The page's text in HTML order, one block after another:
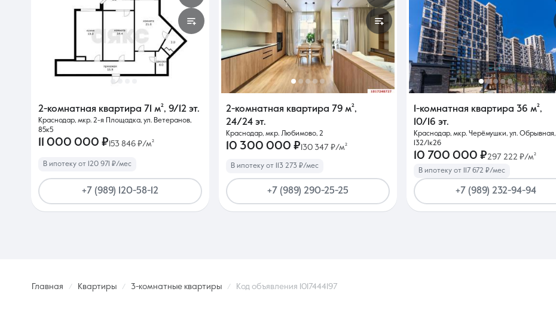
2-комнатная квартира 71 м², 9/12 эт.
Краснодар, мкр. 2-я Площадка, ул. Ветеранов,
85к5
11 000 000 ₽ 153 846 ₽/м²
В ипотеку от 120 971 ₽/мес
+7 (989) 120-58-12
2-комнатная квартира 79 м²,
24/24 эт.
Краснодар, мкр. Любимово, 2
10 300 000 ₽ 130 347 ₽/м²
В ипотеку от 113 273 ₽/мес
+7 (989) 290-25-25
1-комнатная квартира 36 м²,
10/16 эт.
Краснодар, мкр. Черёмушки, ул. Обрывная,
132/1к26
10 700 000 ₽297 222 ₽/м²
В ипотеку от 117 672 ₽/мес
+7 (989) 232-94-94
Главная Квартиры 3-комнатные квартиры Код объявления 1017444197